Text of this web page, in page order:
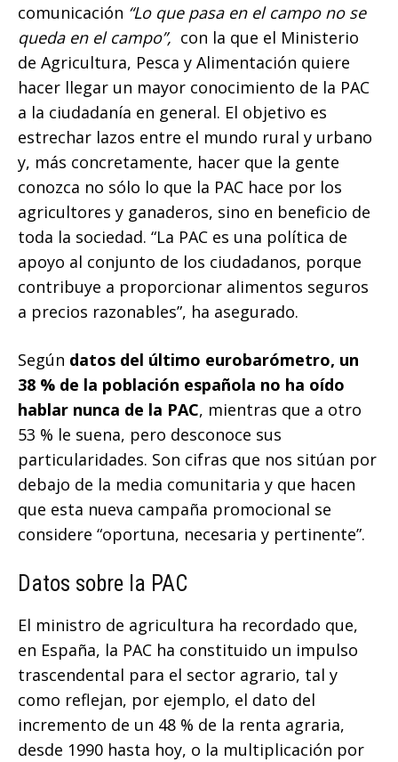
comunicación “Lo que pasa en el campo no se
queda en el campo”, con la que el Ministerio
de Agricultura, Pesca y Alimentación quiere
hacer llegar un mayor conocimiento de la PAC
a la ciudadanía en general. El objetivo es
estrechar lazos entre el mundo rural y urbano
y, más concretamente, hacer que la gente
conozca no sólo lo que la PAC hace por los
agricultores y ganaderos, sino en beneficio de
toda la sociedad. “La PAC es una política de
apoyo al conjunto de los ciudadanos, porque
contribuye a proporcionar alimentos seguros
a precios razonables”, ha asegurado.
Según datos del último eurobarómetro, un
38 % de la población española no ha oído
hablar nunca de la PAC, mientras que a otro
53 % le suena, pero desconoce sus
particularidades. Son cifras que nos sitúan por
debajo de la media comunitaria y que hacen
que esta nueva campaña promocional se
considere “oportuna, necesaria y pertinente”.
Datos sobre la PAC
El ministro de agricultura ha recordado que,
en España, la PAC ha constituido un impulso
trascendental para el sector agrario, tal y
como reflejan, por ejemplo, el dato del
incremento de un 48 % de la renta agraria,
desde 1990 hasta hoy, o la multiplicación por